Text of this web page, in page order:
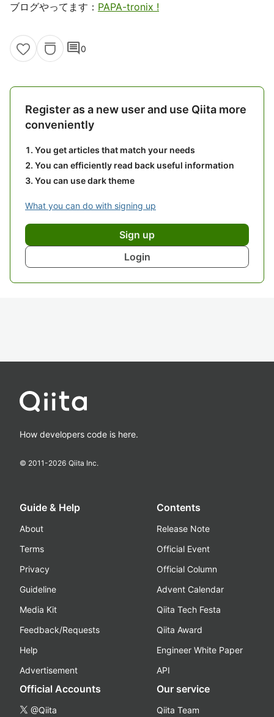
ブログやってます： PAPA-tronix !
comment0
Register as a new user and use Qiita more
conveniently
You get articles that match your needs
You can efficiently read back useful information
You can use dark theme
What you can do with signing up
Sign up
Login
How developers code is here.
© 2011-2026 Qiita Inc.
Guide & Help
About
Terms
Privacy
Guideline
Media Kit
Feedback/Requests
Help
Advertisement
Contents
Release Note
Official Event
Official Column
Advent Calendar
Qiita Tech Festa
Qiita Award
Engineer White Paper
API
Official Accounts
@Qiita
Our service
Qiita Team